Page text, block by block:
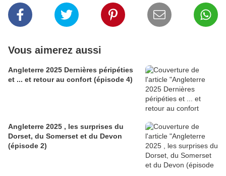
Vous aimerez aussi
Angleterre 2025 Dernières péripéties
et ... et retour au confort (épisode 4)
Angleterre 2025 , les surprises du
Dorset, du Somerset et du Devon
(épisode 2)